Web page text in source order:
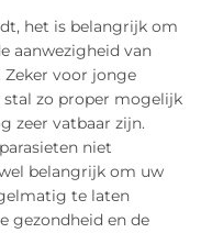
het is belangrijk om
aanwezigheid van
Zeker voor jonge
zo proper mogelijk
zeer vatbaar zijn.
niet
belangrijk om uw
te laten
gezondheid en de